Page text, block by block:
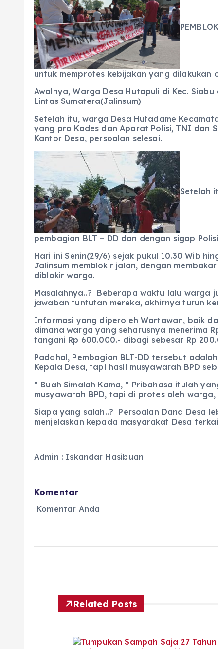
e
b
o
o
k
ts
A
p
p
g
r
a
m
e
n
g
er
l
re
untuk memprotes kebijakan yang dilakukan
Awalnya, Warga Desa Hutapuli di Kec.
Lintas Sumatera(Jalinsum)
Setelah itu, warga Desa Hutadame
yang pro Kades dan Aparat Polisi, TNI dan
Kantor Desa, persoalan selesai.
Setelah
pembagian BLT – DD dan dengan sigap
Hari ini Senin(29/6) sejak pukul 10.30 Wib
Jalinsum memblokir jalan, dengan
diblokir warga.
Masalahnya..? Beberapa waktu lalu warga
jawaban tuntutan mereka, akhirnya turun
Informasi yang diperoleh Wartawan, baik
dimana warga yang seharusnya menerima
tangani Rp 600.000.- dibagi sebesar Rp
Padahal, Pembagian BLT-DD tersebut
Kepala Desa, tapi hasil musyawarah BPD
” Buah Simalah Kama, ” Pribahasa itulah
musyawarah BPD, tapi di protes oleh
Siapa yang salah..? Persoalan Dana Desa
menjelaskan kepada masyarakat Desa
Admin : Iskandar Hasibuan
Komentar
Komentar Anda
Related Posts